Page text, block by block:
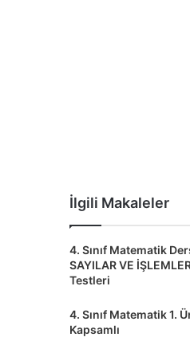
İlgili Makaleler
4. Sınıf Matematik
SAYILAR VE
Testleri
4. Sınıf Matematik 1.
Kapsamlı